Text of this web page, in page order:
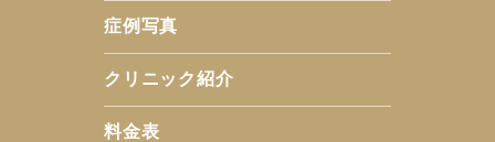
症例写真
クリニック紹介
料金表